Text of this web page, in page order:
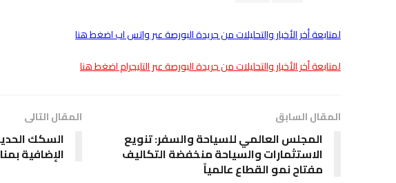
لمتابعة أخر الأخبار والتحليلات من جريدة البورصة عبر واتس اب اضغط هنا
لمتابعة أخر الأخبار والتحليلات من جريدة البورصة عبر التليجرام اضغط هنا
المقال السابق
المجلس العالمي للسياحة والسفر: تنويع
الاستثمارات والسياحة منخفضة التكاليف
مفتاح نمو القطاع عالمياً
المقال التالى
السكك
الإضافية